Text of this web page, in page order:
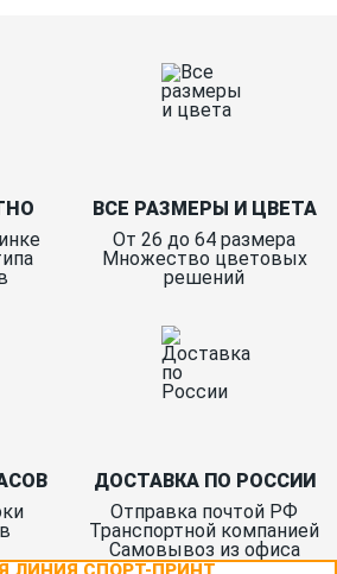
ВСЕ РАЗМЕРЫ И ЦВЕТА
От 26 до 64 размера
Множество цветовых
решений
ДОСТАВКА ПО РОССИИ
Отправка почтой РФ
Транспортной компанией
Самовывоз из офиса